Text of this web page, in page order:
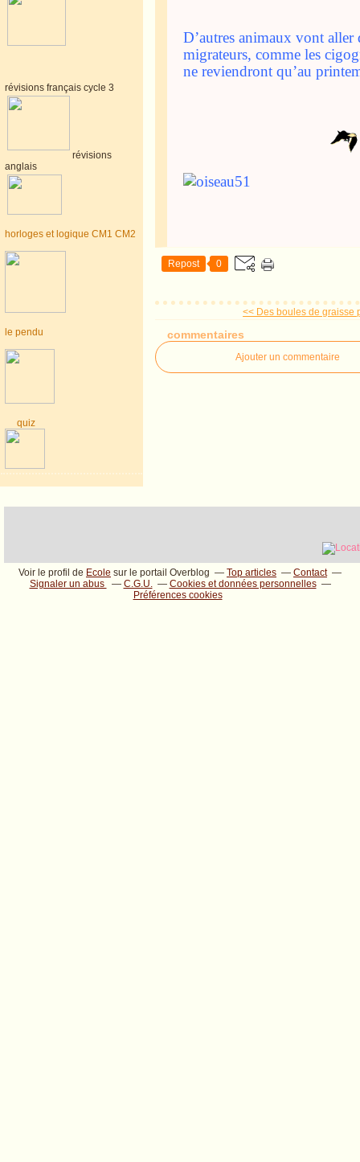
révisions français cycle 3
révisions
anglais
horloges et logique CM1 CM2
le pendu
quiz
D’autres animaux vont aller
migrateurs, comme les
ne reviendront qu’au
Repost 0
<< Des boules de graisse
commentaires
Ajouter un commentaire
Voir le profil de Ecole sur le portail Overblog Top articles
Contact
Signaler un abus
C.G.U.
Cookies et données personnelles
Préférences cookies